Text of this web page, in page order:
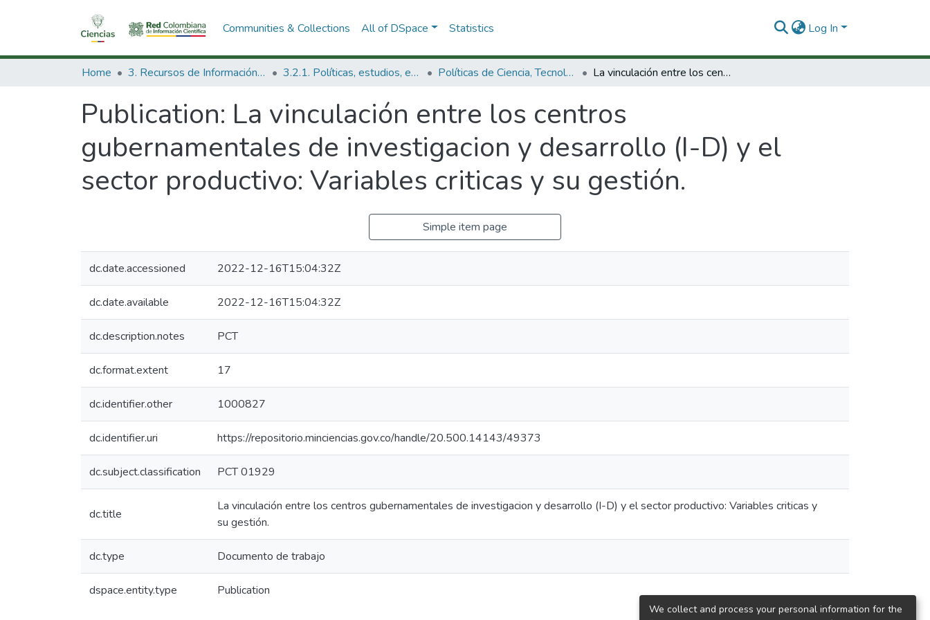
Communities & Collections All of DSpace Statistics Log In
Home 3. Recursos de Información Científica y Tecnológica 3.2.1. Políticas, estudios, evaluaciones e indicadores de CTeI Políticas de Ciencia, Tecnología e Innovación La vinculación entre los centros gubernamentales de investigacion y desarrollo (I-D) y el sector productivo: Variables criticas y su gestión.
Publication: La vinculación entre los centros
gubernamentales de investigacion y desarrollo (I-D) y el
sector productivo: Variables criticas y su gestión.
Simple item page
dc.date.accessioned 2022-12-16T15:04:32Z
dc.date.available 2022-12-16T15:04:32Z
dc.description.notes PCT
dc.format.extent 17
dc.identifier.other 1000827
dc.identifier.uri https://repositorio.minciencias.gov.co/handle/20.500.14143/49373
dc.subject.classification PCT 01929
dc.title
La vinculación entre los centros gubernamentales de investigacion y desarrollo (I-D) y el sector productivo: Variables criticas y
su gestión.
dc.type Documento de trabajo
dspace.entity.type Publication
We collect and process your personal information for the